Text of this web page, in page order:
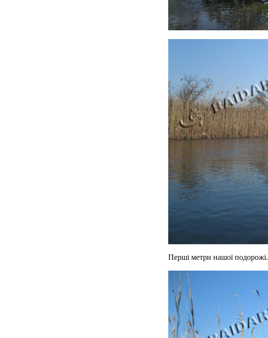
Перші метри нашої подорожі.